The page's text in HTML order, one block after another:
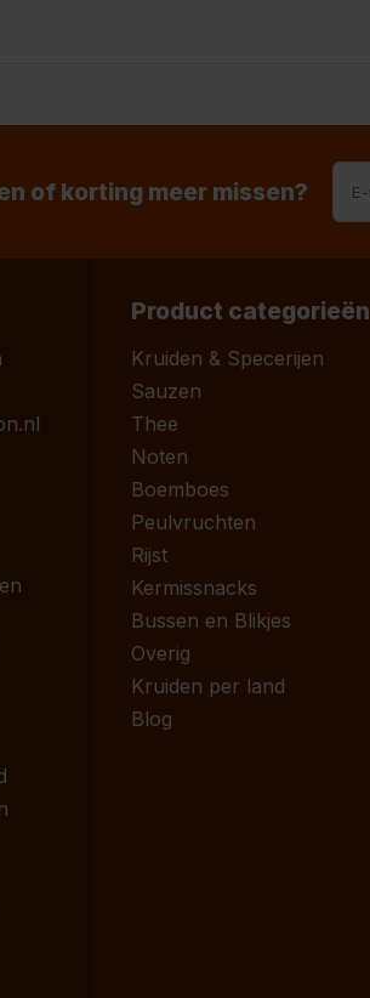
of korting meer missen?
Product categorieën
Kruiden & Specerijen
Sauzen
Thee
Noten
Boemboes
Peulvruchten
Rijst
Kermissnacks
Bussen en Blikjes
Overig
Kruiden per land
Blog